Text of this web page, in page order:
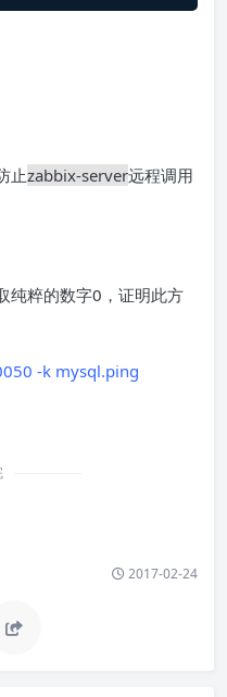
止zabbix-server远程调用
纯粹的数字0，证明此方
-k mysql.ping
2017-02-24